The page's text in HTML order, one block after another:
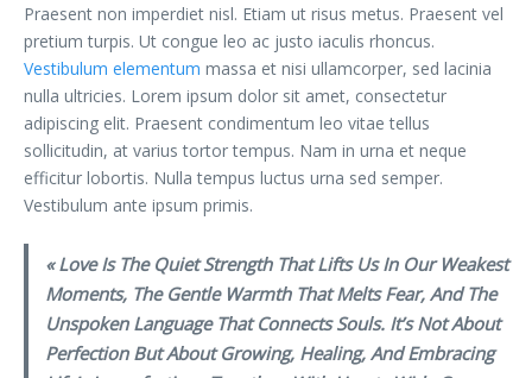
Praesent non imperdiet nisl. Etiam ut risus metus. Praesent vel
pretium turpis. Ut congue leo ac justo iaculis rhoncus.
Vestibulum elementum massa et nisi ullamcorper, sed lacinia
nulla ultricies. Lorem ipsum dolor sit amet, consectetur
adipiscing elit. Praesent condimentum leo vitae tellus
sollicitudin, at varius tortor tempus. Nam in urna et neque
efficitur lobortis. Nulla tempus luctus urna sed semper.
Vestibulum ante ipsum primis.
« Love Is The Quiet Strength That Lifts Us In Our Weakest
Moments, The Gentle Warmth That Melts Fear, And The
Unspoken Language That Connects Souls. It’s Not About
Perfection But About Growing, Healing, And Embracing